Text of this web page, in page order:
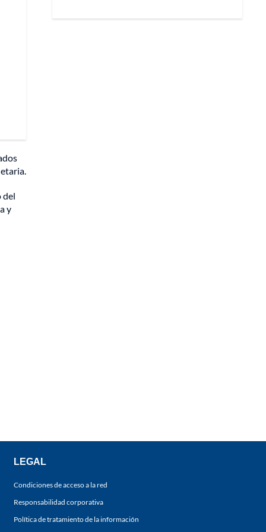
del
y
LEGAL
Condiciones de acceso a la red
Responsabilidad corporativa
Política de tratamiento de la información